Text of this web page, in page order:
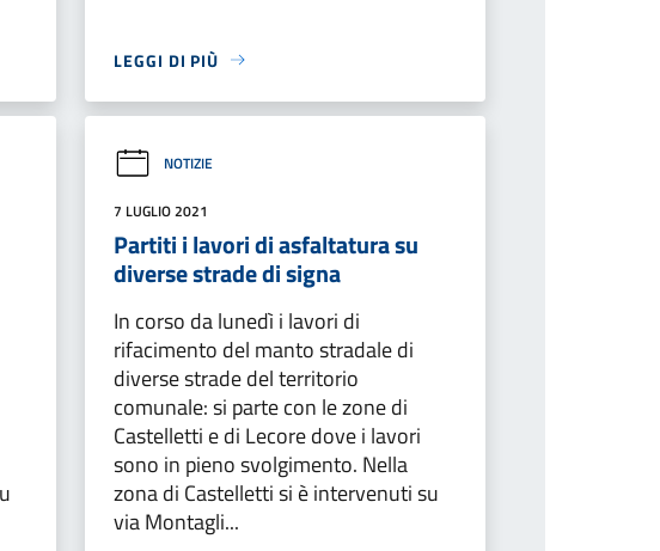
LEGGI DI PIÙ
NOTIZIE
7 LUGLIO 2021
Partiti i lavori di asfaltatura su
diverse strade di signa
In corso da lunedì i lavori di
rifacimento del manto stradale di
diverse strade del territorio
comunale: si parte con le zone di
Castelletti e di Lecore dove i lavori
sono in pieno svolgimento. Nella
zona di Castelletti si è intervenuti su
via Montagli...